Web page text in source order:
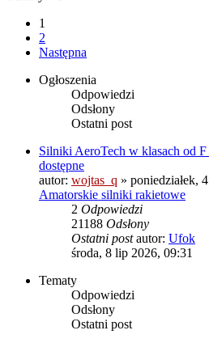
1
2
Następna
Ogłoszenia
Odpowiedzi
Odsłony
Ostatni post
Silniki AeroTech w klasach od
dostępne
autor: wojtas_q » poniedziałek,
Amatorskie silniki rakietowe
2 Odpowiedzi
21188 Odsłony
Ostatni postautor: Ufok
środa, 8 lip 2026, 09:31
Tematy
Odpowiedzi
Odsłony
Ostatni post